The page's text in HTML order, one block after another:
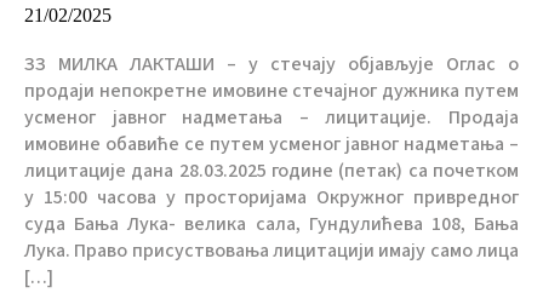
21/02/2025
ЗЗ МИЛКА ЛАКТАШИ – у стечају објављује Оглас о
продаји непокретне имовине стечајног дужника путем
усменог јавног надметања – лицитације. Продаја
имовине обавиће се путем усменог јавног надметања –
лицитације дана 28.03.2025 године (петак) са почетком
у 15:00 часова у просторијама Окружног привредног
суда Бања Лука- велика сала, Гундулићева 108, Бања
Лука. Право присуствовања лицитацији имају само лица
[…]